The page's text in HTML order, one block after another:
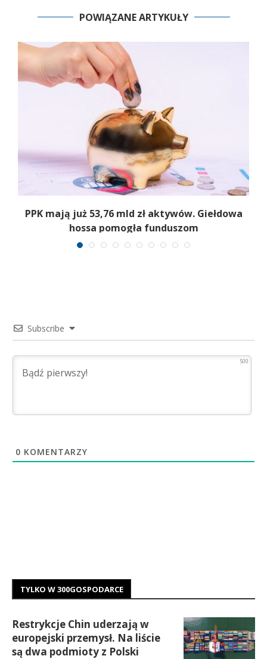
POWIĄZANE ARTYKUŁY
PPK mają już 53,76 mld zł aktywów. Giełdowa
hossa pomogła funduszom
Subscribe
500
0 KOMENTARZY
TYLKO W 300GOSPODARCE
Restrykcje Chin uderzają w
europejski przemysł. Na liście
są dwa podmioty z Polski